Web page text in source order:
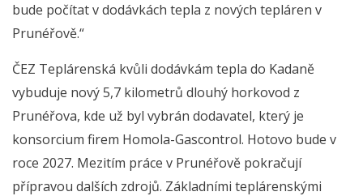
bude počítat v dodávkách tepla z nových tepláren v
Prunéřově.“
ČEZ Teplárenská kvůli dodávkám tepla do Kadaně
vybuduje nový 5,7 kilometrů dlouhý horkovod z
Prunéřova, kde už byl vybrán dodavatel, který je
konsorcium firem Homola-Gascontrol. Hotovo bude v
roce 2027. Mezitím práce v Prunéřově pokračují
přípravou dalších zdrojů. Základními teplárenskými